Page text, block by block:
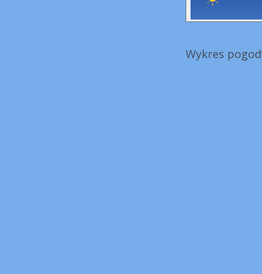
Wykres